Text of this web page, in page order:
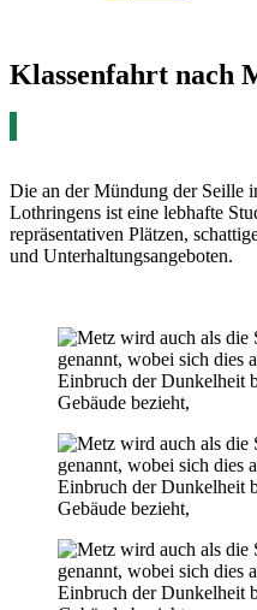
Klassenfahrt nach
Die an der Mündung der Seille
Lothringens ist eine lebhafte
repräsentativen Plätzen,
und Unterhaltungsangeboten.